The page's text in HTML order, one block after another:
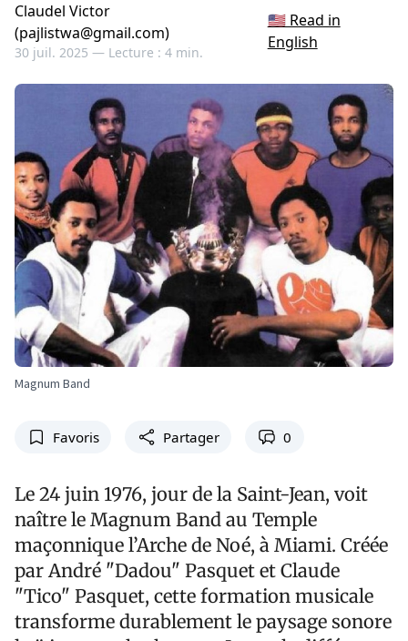
Claudel Victor
(pajlistwa@gmail.com)
30 juil. 2025 — Lecture : 4 min.
🇺🇸 Read in
English
Magnum Band
Favoris Partager 0
Le 24 juin 1976, jour de la Saint-Jean, voit
naître le Magnum Band au Temple
maçonnique l’Arche de Noé, à Miami. Créée
par André "Dadou" Pasquet et Claude
"Tico" Pasquet, cette formation musicale
transforme durablement le paysage sonore